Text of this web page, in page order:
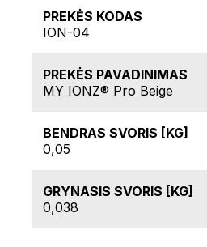
PREKĖS KODAS
ION-04
PREKĖS PAVADINIMAS
MY IONZ® Pro Beige
BENDRAS SVORIS [KG]
0,05
GRYNASIS SVORIS [KG]
0,038